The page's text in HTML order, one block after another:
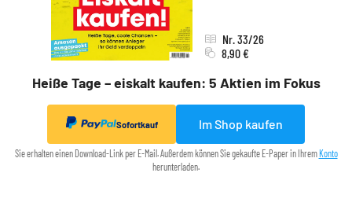
Heiße Tage – eiskalt kaufen: 5 Aktien im Fokus
Nr. 33/26
8,90 €
Sofortkauf Im Shop kaufen
Sie erhalten einen Download-Link per E-Mail. Außerdem können Sie gekaufte E-Paper in Ihrem Konto
herunterladen.